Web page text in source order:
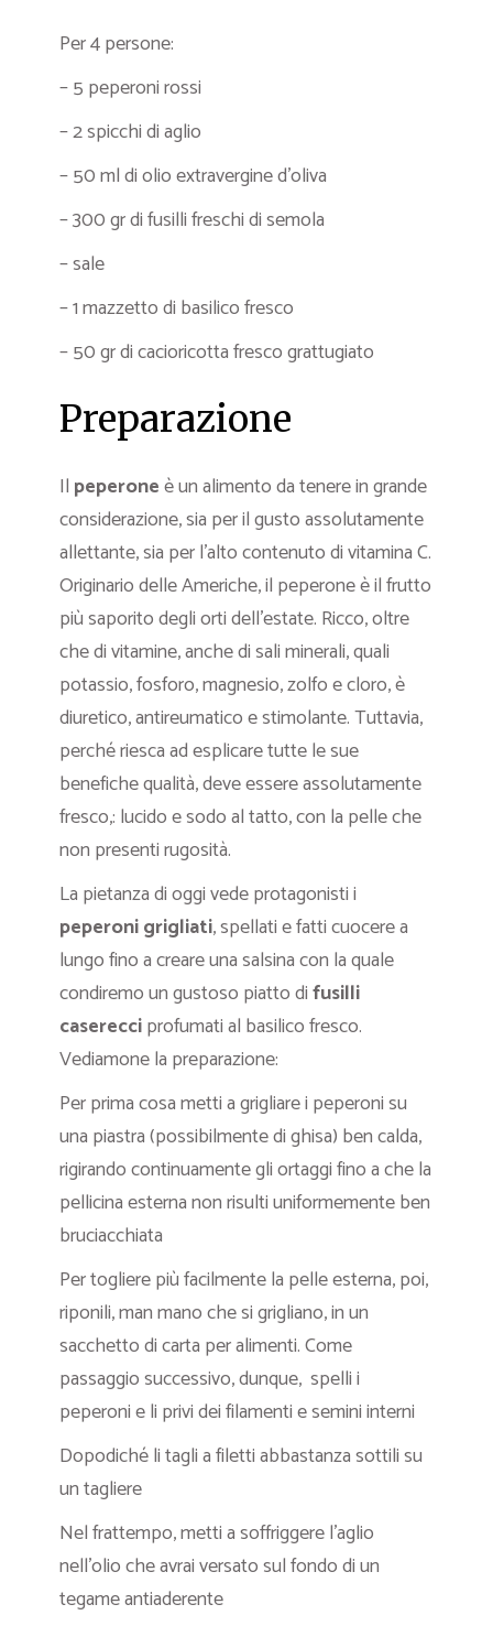
Per 4 persone:
– 5 peperoni rossi
– 2 spicchi di aglio
– 50 ml di olio extravergine d’oliva
– 300 gr di fusilli freschi di semola
– sale
– 1 mazzetto di basilico fresco
– 50 gr di cacioricotta fresco grattugiato
Preparazione
Il peperoneè un alimento da tenere in grande
considerazione, sia per il gusto assolutamente
allettante, sia per l’alto contenuto di vitamina C.
Originario delle Americhe, il peperone è il frutto
più saporito degli orti dell’estate. Ricco, oltre
che di vitamine, anche di sali minerali, quali
potassio, fosforo, magnesio, zolfo e cloro, è
diuretico, antireumatico e stimolante. Tuttavia,
perché riesca ad esplicare tutte le sue
benefiche qualità, deve essere assolutamente
fresco,: lucido e sodo al tatto, con la pelle che
non presenti rugosità.
La pietanza di oggi vede protagonisti i
peperoni grigliati, spellati e fatti cuocere a
lungo fino a creare una salsina con la quale
condiremo un gustoso piatto difusilli
caserecciprofumati al basilico fresco.
Vediamone la preparazione:
Per prima cosa metti a grigliare i peperoni su
una piastra (possibilmente di ghisa) ben calda,
rigirando continuamente gli ortaggi fino a che la
pellicina esterna non risulti uniformemente ben
bruciacchiata
Per togliere più facilmente la pelle esterna, poi,
riponili, man mano che si grigliano, in un
sacchetto di carta per alimenti. Come
passaggio successivo, dunque, spelli i
peperoni e li privi dei filamenti e semini interni
Dopodiché li tagli a filetti abbastanza sottili su
un tagliere
Nel frattempo, metti a soffriggere l’aglio
nell’olio che avrai versato sul fondo di un
tegame antiaderente